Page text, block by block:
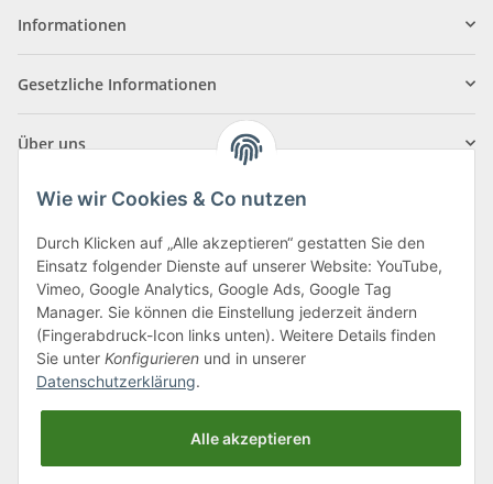
Informationen
Gesetzliche Informationen
Über uns
Klagenfurter Straße 29
9556 Liebenfels
Montag bis Donnerstag: 8:00 bis 16:30 Uhr
Freitag: 8:00 bis 12:00 Uhr
Tel.:0043 (0) 4262 50900
office@cncshop.at
Wie wir Cookies & Co nutzen
Durch Klicken auf „Alle akzeptieren“ gestatten Sie den
Einsatz folgender Dienste auf unserer Website: YouTube,
Vimeo, Google Analytics, Google Ads, Google Tag
Manager. Sie können die Einstellung jederzeit ändern
(Fingerabdruck-Icon links unten). Weitere Details finden
Sie unter Konfigurieren und in unserer
Datenschutzerklärung.
Alle akzeptieren